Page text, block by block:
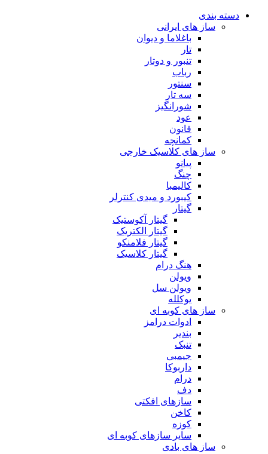
دسته بندی
ساز های ایرانی
باغلاما و دیوان
تار
تنبور و دوتار
رباب
سنتور
سه تار
شورانگیز
عود
قانون
کمانچه
ساز های کلاسیک خارجی
پیانو
چنگ
کالیمبا
کیبورد و میدی کنترلر
گیتار
گیتار آکوستیک
گیتار الکتریک
گیتار فلامنکو
گیتار کلاسیک
هنگ درام
ویولن
ویولن سل
یوکلله
ساز های کوبه ای
ادوات درامز
بندیر
تنبک
جیمبی
داربوکا
درام
دف
سازهای افکتی
کاخن
کوزه
سایر سازهای کوبه ای
ساز های بادی